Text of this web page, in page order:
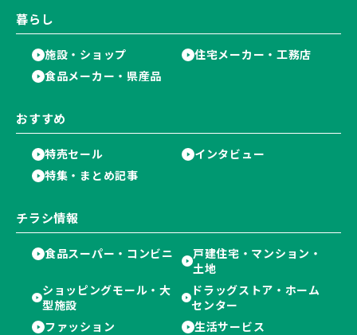
暮らし
施設・ショップ
住宅メーカー・工務店
食品メーカー・県産品
おすすめ
特売セール
インタビュー
特集・まとめ記事
チラシ情報
食品スーパー・コンビニ
戸建住宅・マンション・
土地
ショッピングモール・大
型施設
ドラッグストア・ホーム
センター
ファッション
生活サービス